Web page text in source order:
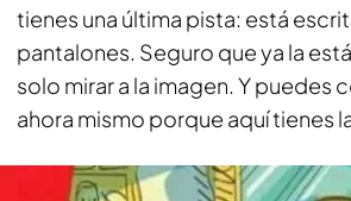
tienes una última pista: está
pantalones. Seguro que ya la
solo mirar a la imagen. Y puedes
ahora mismo porque aquí tienes